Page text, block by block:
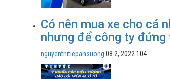
Có nên mua xe cho cá
nhưng để công ty đứng
nguyenthitiepansuong 08 2, 2022 104